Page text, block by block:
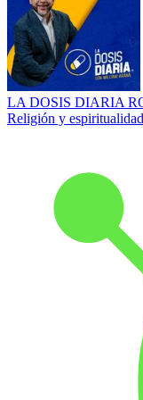
LA DOSIS DIARIA
Religión y espiritualidad